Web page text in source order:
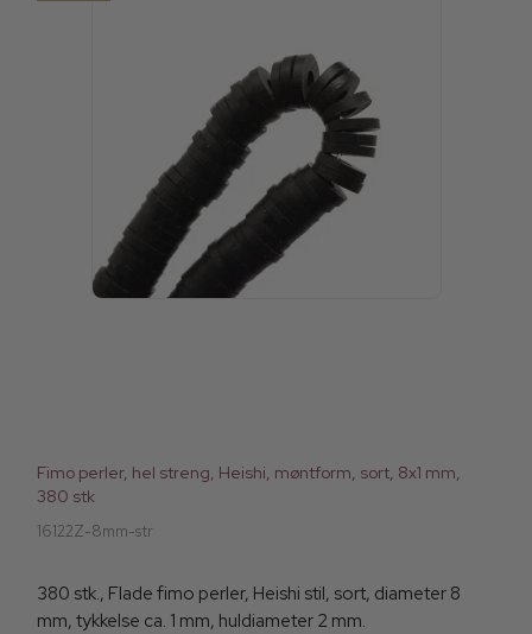
Fimo perler, hel streng, Heishi, møntform, sort, 8x1 mm,
380 stk
16122Z-8mm-str
380 stk., Flade fimo perler, Heishi stil, sort, diameter 8
mm, tykkelse ca. 1 mm, huldiameter 2 mm.